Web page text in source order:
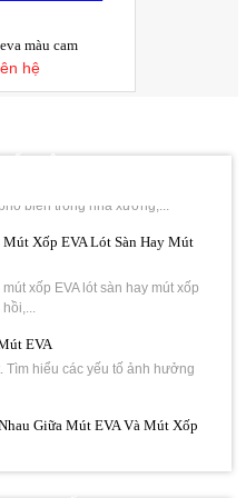
màu cam
hệ
màu tím
hệ
8mm
Cao Su Hay Mút Xốp EVA
Khác Nhau Thế Nào
biến trong nhà xưởng,...
Mút Xốp EVA Lót Sàn Hay Mút
mút xốp EVA lót sàn hay mút xốp
hồi,...
EVA
Tìm hiểu các yếu tố ảnh hưởng
Giữa Mút EVA Và Mút Xốp
đàn hồi, chống va đập, cách